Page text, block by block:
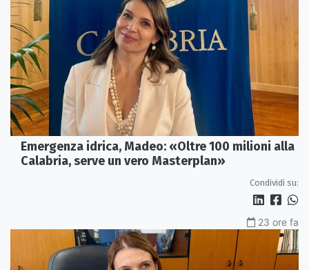
Emergenza idrica, Madeo: «Oltre 100 milioni alla
Calabria, serve un vero Masterplan»
Condividi su:
23 ore fa